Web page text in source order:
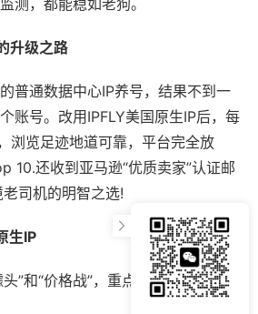
测，都能稳如老狗。
升级之路
普通数据中心IP养号，结果不到一
账号。改用IPFLY美国原生IP后，每
浏览足迹地道可靠，平台完全放
10.还收到亚马逊“优质卖家”认证邮
司机的明智之选!
生IP
”和“价格战”，重点要看：